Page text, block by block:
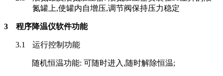
氮罐上,使罐内自增压,调节阀保持压力稳定
3 程序降温仪软件功能
3.1 运行控制功能
随机恒温功能: 可随时进入 ,随时解除恒温;